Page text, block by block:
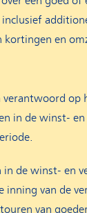
kortingen en
in de winst-
de winst- en
inning van de
van